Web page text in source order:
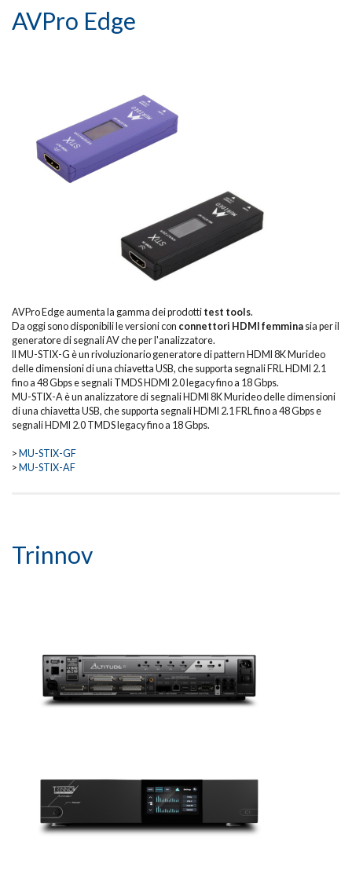
AVPro Edge
AVPro Edge aumenta la gamma dei prodotti test tools.
Da oggi sono disponibili le versioni con connettori HDMI femmina sia per il
generatore di segnali AV che per l'analizzatore.
Il MU-STIX-G è un rivoluzionario generatore di pattern HDMI 8K Murideo
delle dimensioni di una chiavetta USB, che supporta segnali FRL HDMI 2.1
fino a 48 Gbps e segnali TMDS HDMI 2.0 legacy fino a 18 Gbps.
MU-STIX-A è un analizzatore di segnali HDMI 8K Murideo delle dimensioni
di una chiavetta USB, che supporta segnali HDMI 2.1 FRL fino a 48 Gbps e
segnali HDMI 2.0 TMDS legacy fino a 18 Gbps.
> MU-STIX-GF
> MU-STIX-AF
Trinnov